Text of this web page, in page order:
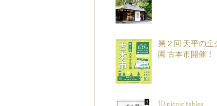
第２回 天平の丘公
園 古本市開催！
10 picnic tables